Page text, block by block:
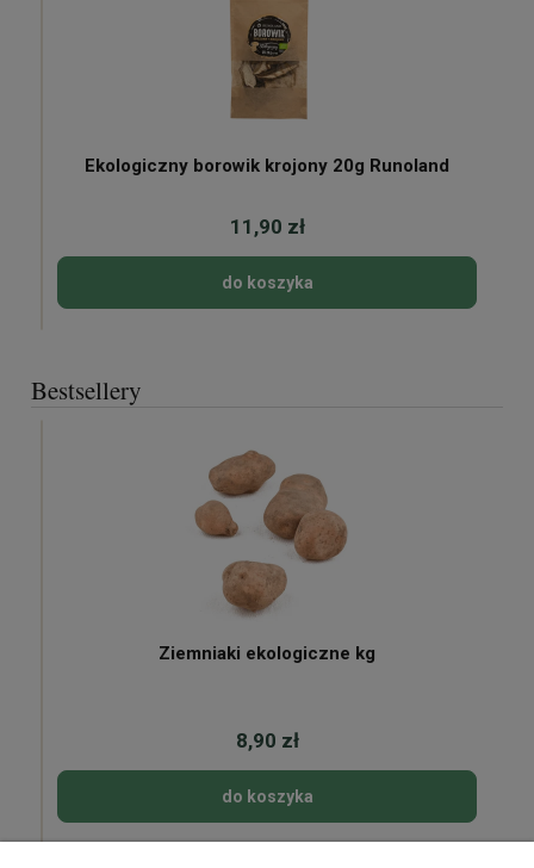
Ekologiczny borowik krojony 20g Runoland
11,90 zł
do koszyka
Bestsellery
Ziemniaki ekologiczne kg
8,90 zł
do koszyka